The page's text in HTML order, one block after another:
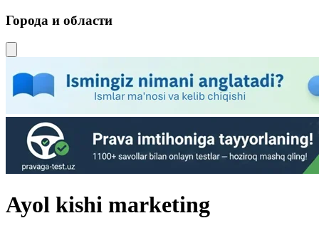
Города и области
Ayol kishi marketing